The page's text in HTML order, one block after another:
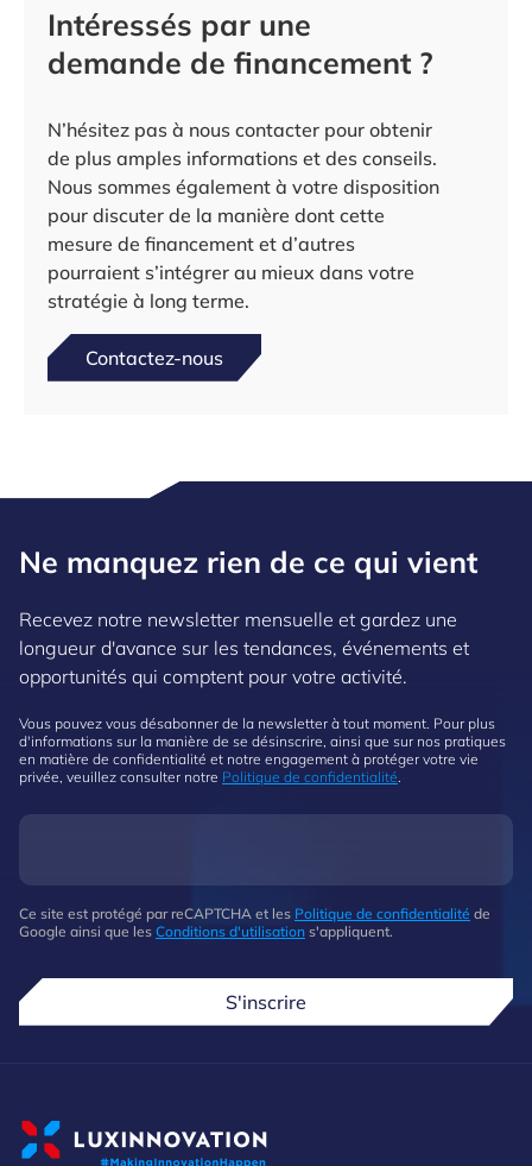
Intéressés par une
demande de financement ?
N’hésitez pas à nous contacter pour obtenir
de plus amples informations et des conseils.
Nous sommes également à votre disposition
pour discuter de la manière dont cette
mesure de financement et d’autres
pourraient s’intégrer au mieux dans votre
stratégie à long terme.
Contactez-nous
Ne manquez rien de ce qui vient
Recevez notre newsletter mensuelle et gardez une
longueur d'avance sur les tendances, événements et
opportunités qui comptent pour votre activité.
Vous pouvez vous désabonner de la newsletter à tout moment. Pour plus
d'informations sur la manière de se désinscrire, ainsi que sur nos pratiques
en matière de confidentialité et notre engagement à protéger votre vie
privée, veuillez consulter notre Politique de confidentialité
Ce site est protégé par reCAPTCHA et les Politique de confidentialité de
Google ainsi que les Conditions d'utilisation s'appliquent.
S'inscrire